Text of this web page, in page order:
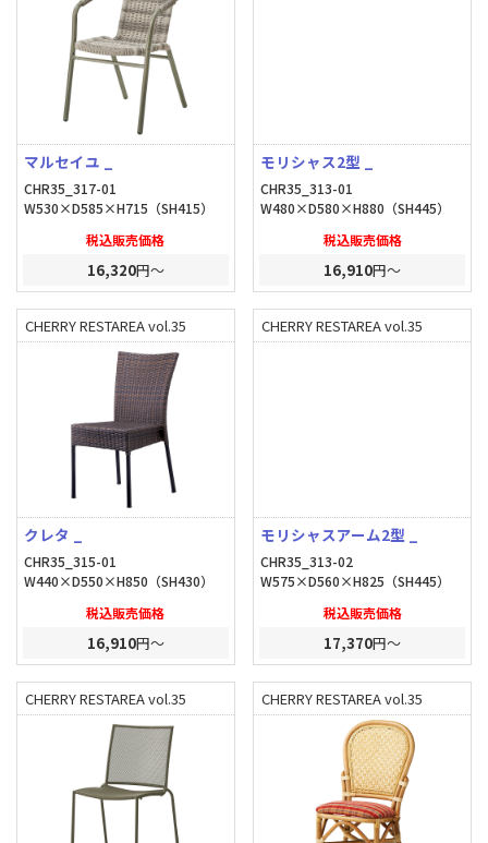
マルセイユ _
CHR35_317-01
W530×D585×H715（SH415）
税込販売価格
16,320円～
モリシャス2型 _
CHR35_313-01
W480×D580×H880（SH445）
税込販売価格
16,910円～
CHERRY RESTAREA vol.35
クレタ _
CHR35_315-01
W440×D550×H850（SH430）
税込販売価格
16,910円～
CHERRY RESTAREA vol.35
モリシャスアーム2型 _
CHR35_313-02
W575×D560×H825（SH445）
税込販売価格
17,370円～
CHERRY RESTAREA vol.35 CHERRY RESTAREA vol.35